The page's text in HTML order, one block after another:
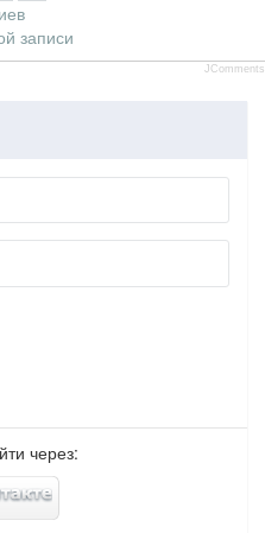
записи
JComments
через: